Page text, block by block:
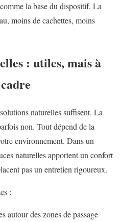
la base du dispositif. La
moins de cachettes, moins
: utiles, mais à
naturelles suffisent. La
non. Tout dépend de la
environnement. Dans un
naturelles apportent un confort
pas un entretien rigoureux.
:
autour des zones de passage